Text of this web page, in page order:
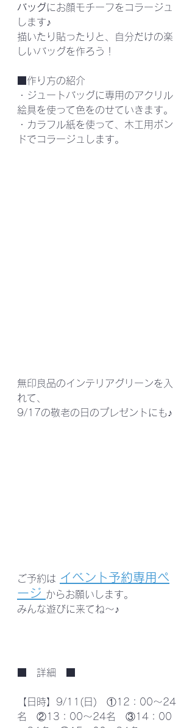
バッグ にお顔モチーフをコラージュ
します♪
描いたり貼ったりと、自分だけの楽
しいバッグを作ろう！
■作り方の紹介
・ジュートバッグに専用のアクリル
絵具を使って色をのせていきます。
・カラフル紙を使って、木工用ボン
ドでコラージュします。
無印良品のインテリアグリーンを入
れて、
9/17の敬老の日のプレゼントにも♪
ご予約は イベント予約専用ペ
ージ からお願いします。
みんな遊びに来てね～♪
■　詳細　■
【日時】9/11(日)　①12：00～24
名　②13：00～24名　③14：00